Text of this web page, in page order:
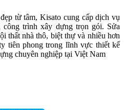
từ tâm, Kisato cung cấp dịch vụ
trình xây dựng trọn gói. Sửa
thất nhà thô, biệt thự và nhiều hơn
tiên phong trong lĩnh vực thiết kế
chuyên nghiệp tại Việt Nam